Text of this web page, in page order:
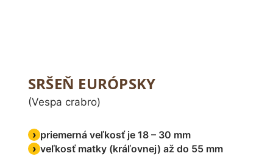
SRŠEŇ EURÓPSKY
(Vespa crabro)
priemerná veľkosť je 18 – 30 mm
veľkosť matky (kráľovnej) až do 55 mm